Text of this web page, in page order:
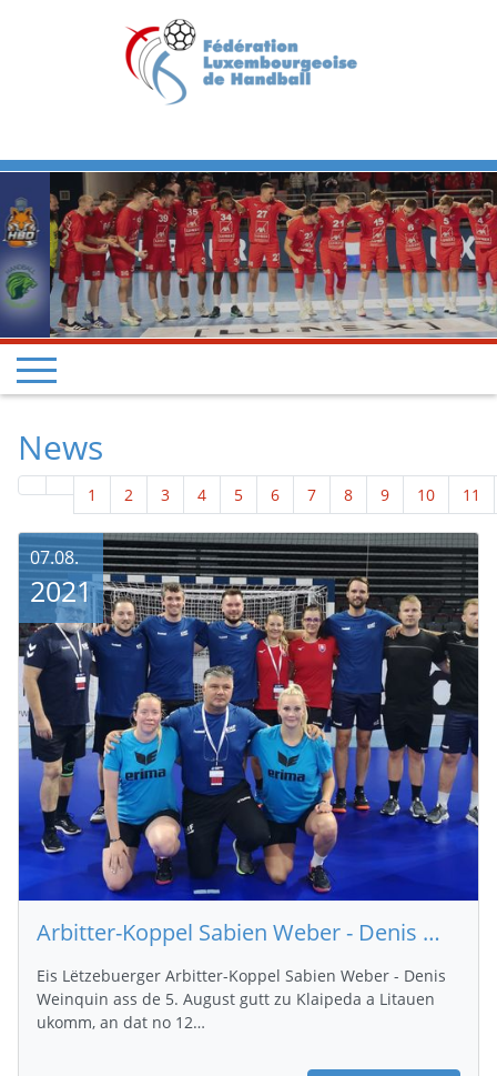
Previous Next
News
1 2 3 4 5 6 7 8 9 10 11
Arbitter-Koppel Sabien Weber - Denis Weinquin bei der W17 EHF Championship 2021 am Asaz
Eis Lëtzebuerger Arbitter-Koppel Sabien Weber - Denis
Weinquin ass de 5. August gutt zu Klaipeda a Litauen
ukomm, an dat no 12…
07.08.
2021